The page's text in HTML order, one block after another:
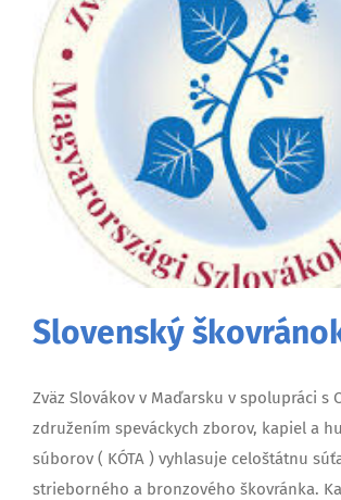
Slovenský
Zväz Slovákov v Maďarsku v spolupráci s
združením speváckych zborov, kapiel a
súborov ( KÓTA ) vyhlasuje celoštátnu
strieborného a bronzového škovránka.